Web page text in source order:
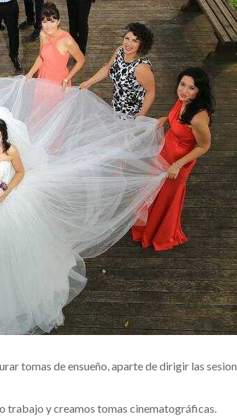
tomas de ensueño, aparte de dirigir las
trabajo y creamos tomas cinematográficas.